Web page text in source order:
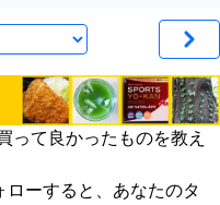
って良かったものを教え
ーすると、あなたのタ